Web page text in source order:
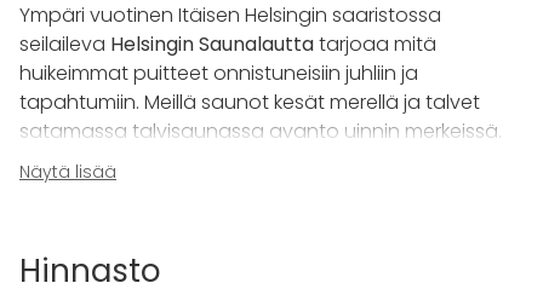
Ympäri vuotinen Itäisen Helsingin saaristossa
seilaileva Helsingin Saunalauttatarjoaa mitä
huikeimmat puitteet onnistuneisiin juhliin ja
tapahtumiin. Meillä saunot kesät merellä ja talvet
satamassa talvisaunassa avanto uinnin merkeissä.
Keväällä 2025 uusittu saunalautta. Tilava puusauna
Saunalta löytyy kylmätilaa juotavilla, iso blackboxin
Näytä lisää
Hinnasto